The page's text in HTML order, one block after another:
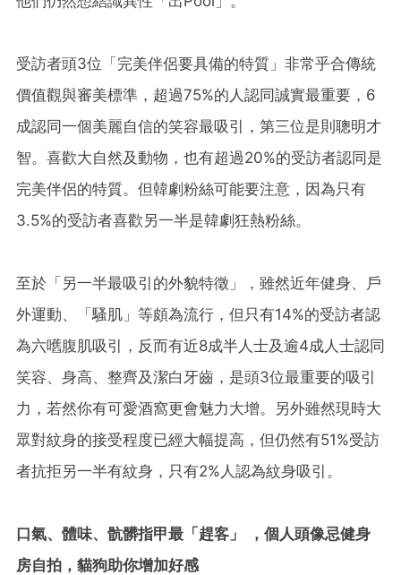
受訪者頭3位「完美伴侶要具備的特質」非常乎合傳統
價值觀與審美標準，超過75%的人認同誠實最重要，6
成認同一個美麗自信的笑容最吸引，第三位是則聰明才
智。喜歡大自然及動物，也有超過20%的受訪者認同是
完美伴侶的特質。但韓劇粉絲可能要注意，因為只有
3.5%的受訪者喜歡另一半是韓劇狂熱粉絲。
至於「另一半最吸引的外貌特徵」，雖然近年健身、戶
外運動、「騷肌」等頗為流行，但只有14%的受訪者認
為六嚿腹肌吸引，反而有近8成半人士及逾4成人士認同
笑容、身高、整齊及潔白牙齒，是頭3位最重要的吸引
力，若然你有可愛酒窩更會魅力大增。另外雖然現時大
眾對紋身的接受程度已經大幅提高，但仍然有51%受訪
者抗拒另一半有紋身，只有2%人認為紋身吸引。
口氣、體味、骯髒指甲最「趕客」
，個人頭像忌健身
房自拍，貓狗助你增加好感